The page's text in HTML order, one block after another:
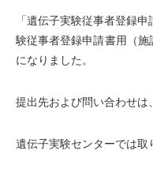
「遺伝子実験従事者登録
験従事者登録申請書用（施
になりました。
提出先および問い合わせは
遺伝子実験センターでは取